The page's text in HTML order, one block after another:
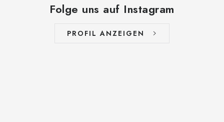
Folge uns auf Instagram
PROFIL ANZEIGEN